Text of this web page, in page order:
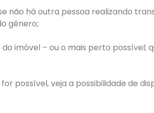
não há outra pessoa realizando
gênero;
imóvel – ou o mais perto possível;
possível, veja a possibilidade de